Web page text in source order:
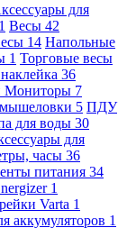
для
Весы 42
14 Напольные
1 Торговые весы
36
Мониторы 7
5 ПДУ
для воды 30
для
часы 36
питания 34
1
Varta 1
аккумуляторов 1